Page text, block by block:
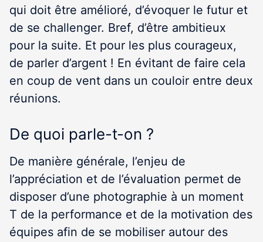
qui doit être amélioré, d’évoquer le futur et
de se challenger. Bref, d’être ambitieux
pour la suite. Et pour les plus courageux,
de parler d’argent ! En évitant de faire cela
en coup de vent dans un couloir entre deux
réunions.
De quoi parle-t-on ?
De manière générale, l’enjeu de
l’appréciation et de l’évaluation permet de
disposer d’une photographie à un moment
T de la performance et de la motivation des
équipes afin de se mobiliser autour des